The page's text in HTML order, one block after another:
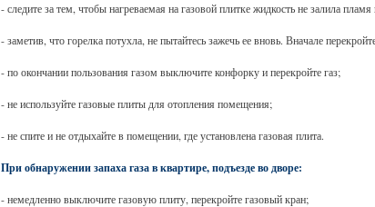
- следите за тем, чтобы нагреваемая на газовой плитке жидкость не залила пламя
- заметив, что горелка потухла, не пытайтесь зажечь ее вновь. Вначале
- по окончании пользования газом выключите конфорку и перекройте газ;
- не используйте газовые плиты для отопления помещения;
- не спите и не отдыхайте в помещении, где установлена газовая плита.
При обнаружении запаха газа в квартире, подъезде во дворе:
- немедленно выключите газовую плиту, перекройте газовый кран;